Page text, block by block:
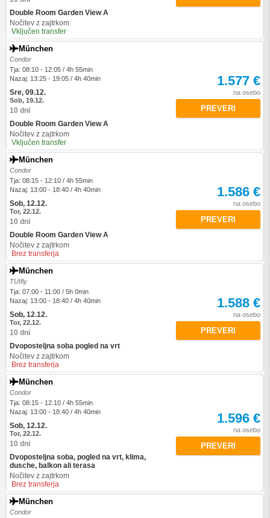
Double Room Garden View A
Nočitev z zajtrkom
Vključen transfer
München
Condor
Tja: 08:10 - 12:05 / 4h 55min
Nazaj: 13:25 - 19:05 / 4h 40min
Sre, 09.12.
Sob, 19.12.
10 dni
Double Room Garden View A
Nočitev z zajtrkom
Vključen transfer
1.577 €
na osebo
PREVERI
München
Condor
Tja: 08:15 - 12:10 / 4h 55min
Nazaj: 13:00 - 18:40 / 4h 40min
Sob, 12.12.
Tor, 22.12.
10 dni
Double Room Garden View A
Nočitev z zajtrkom
Brez transferja
1.586 €
na osebo
PREVERI
München
TUIfly
Tja: 07:00 - 11:00 / 5h 0min
Nazaj: 13:00 - 18:40 / 4h 40min
Sob, 12.12.
Tor, 22.12.
10 dni
Dvoposteljna soba pogled na vrt
Nočitev z zajtrkom
Brez transferja
1.588 €
na osebo
PREVERI
München
Condor
Tja: 08:15 - 12:10 / 4h 55min
Nazaj: 13:00 - 18:40 / 4h 40min
Sob, 12.12.
Tor, 22.12.
10 dni
Dvoposteljna soba, pogled na vrt, klima,
dusche, balkon ali terasa
Nočitev z zajtrkom
Brez transferja
1.596 €
na osebo
PREVERI
München
Condor